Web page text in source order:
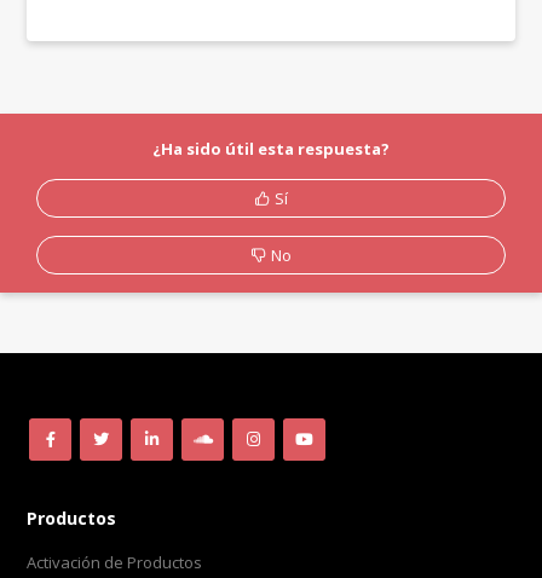
¿Ha sido útil esta respuesta?
Sí
No
Productos
Activación de Productos